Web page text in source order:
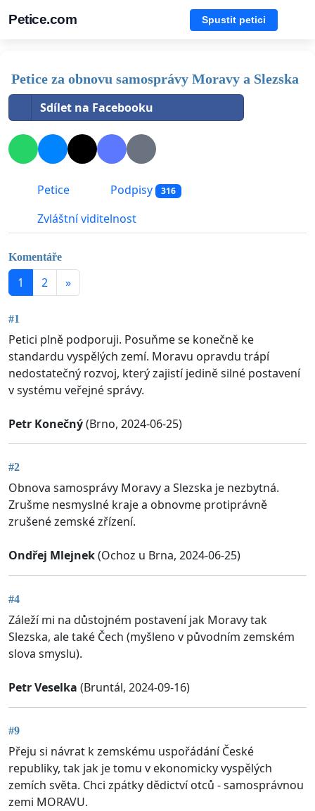
Petice.com Spustit petici
Petice za obnovu samosprávy Moravy a Slezska
Sdílet na Facebooku
Petice Podpisy 316
Zvláštní viditelnost
Komentáře
1 2 »
#1
Petici plně podporuji. Posuňme se konečně ke
standardu vyspělých zemí. Moravu opravdu trápí
nedostatečný rozvoj, který zajistí jedině silné postavení
v systému veřejné správy.
Petr Konečný(Brno, 2024-06-25)
#2
Obnova samosprávy Moravy a Slezska je nezbytná.
Zrušme nesmyslné kraje a obnovme protiprávně
zrušené zemské zřízení.
Ondřej Mlejnek(Ochoz u Brna, 2024-06-25)
#4
Záleží mi na důstojném postavení jak Moravy tak
Slezska, ale také Čech (myšleno v původním zemském
slova smyslu).
Petr Veselka (Bruntál, 2024-09-16)
#9
Přeju si návrat k zemskému uspořádání České
republiky, tak jak je tomu v ekonomicky vyspělých
zemích světa. Chci zpátky dědictví otců - samosprávnou
zemi MORAVU.